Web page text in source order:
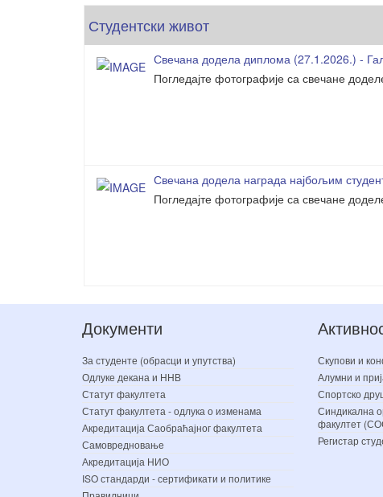
Студентски живот
Свечана додела диплома (27.1.2026.) -
Погледајте фотографије са свечане
Свечана додела награда најбољим
Погледајте фотографије са свечане
Документи
За студенте (обрасци и упутства)
Одлуке декана и ННВ
Статут факултета
Статут факултета - одлука о изменама
Акредитација Саобраћајног факултета
Самовредновање
Акредитација НИО
ISO стандарди - сертификати и политике
Скупови и
Алумни и
Спортско
Синдикална
факултет
Регистар